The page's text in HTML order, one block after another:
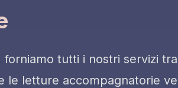
tutti i nostri servizi
le letture accompagnatorie